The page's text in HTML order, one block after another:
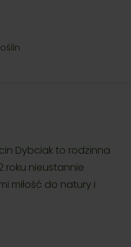
Dybciak to rodzinna
roku nieustannie
miłość do natury i